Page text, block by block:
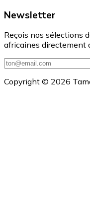
Newsletter
Reçois nos sélections
africaines directement
Copyright © 2026